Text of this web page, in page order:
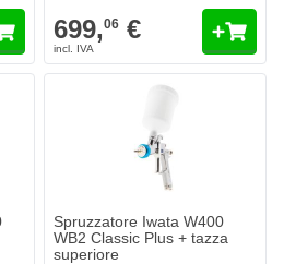
699,06 €
Clear Serie 2 + tazza superiore
Spruzzatore Iwata W400 WB2
Spruzzatore Iwata W400
WB2 Classic Plus + tazza
superiore